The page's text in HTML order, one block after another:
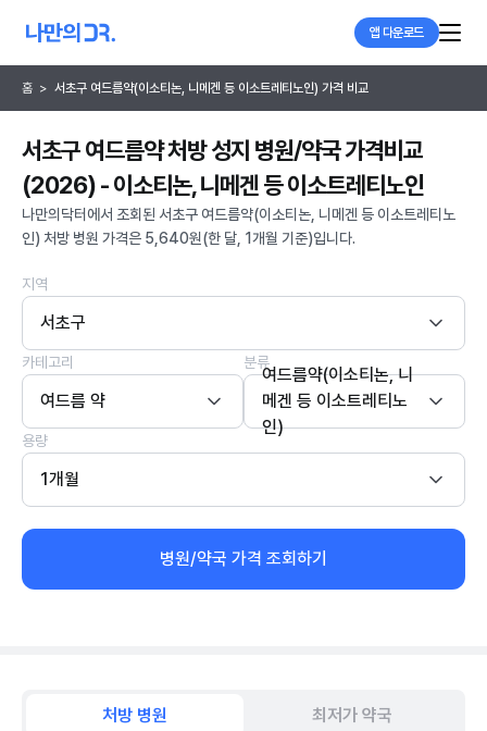
앱 다운로드
홈 > 서초구 여드름약(이소티논, 니메겐 등 이소트레티노인) 가격 비교
서초구 여드름약 처방 성지 병원/약국 가격비교
(2026) - 이소티논, 니메겐 등 이소트레티노인
나만의닥터에서 조회된 서초구 여드름약(이소티논, 니메겐 등 이소트레티노
인) 처방 병원 가격은 5,640원(한 달, 1개월 기준)입니다.
지역
서초구
카테고리
여드름 약
분류
여드름약(이소티논, 니
메겐 등 이소트레티노
인)
용량
1개월
병원/약국 가격 조회하기
처방 병원 최저가 약국